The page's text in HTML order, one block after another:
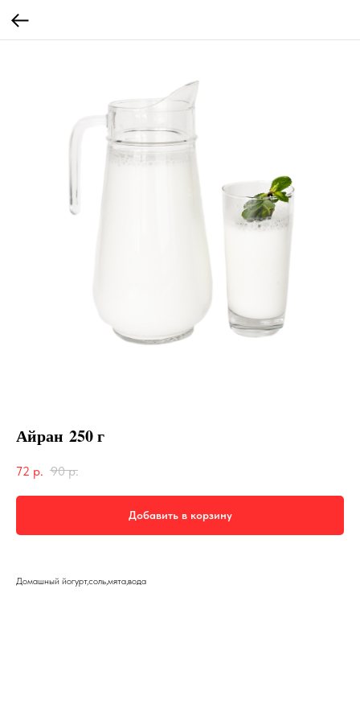
Айран 250 г
72 р. 90 р.
Добавить в корзину
Домашный йогурт,соль,мята,вода